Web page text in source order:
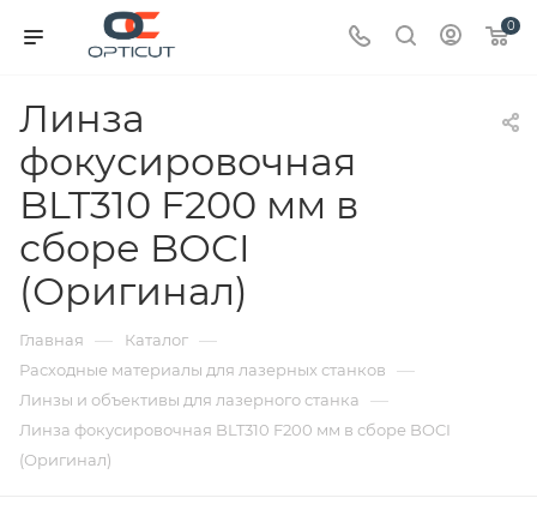
0
Линза
фокусировочная
BLT310 F200 мм в
сборе BOCI
(Оригинал)
Главная — Каталог —
Расходные материалы для лазерных станков —
Линзы и объективы для лазерного станка —
Линза фокусировочная BLT310 F200 мм в сборе BOCI
(Оригинал)